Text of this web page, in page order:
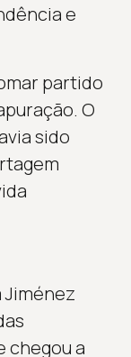
e
partido
O
sido
Jiménez
chegou a